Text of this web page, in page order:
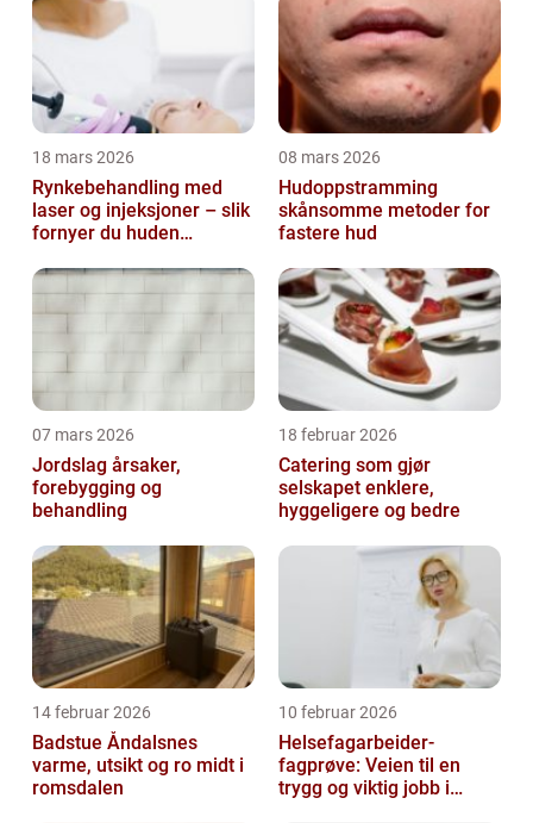
18 mars 2026
Rynkebehandling med
laser og injeksjoner – slik
fornyer du huden
08 mars 2026
Hudoppstramming
skånsomme metoder for
fastere hud
07 mars 2026
Jordslag årsaker,
forebygging og
behandling
18 februar 2026
Catering som gjør
selskapet enklere,
hyggeligere og bedre
14 februar 2026
Badstue Åndalsnes
varme, utsikt og ro midt i
romsdalen
10 februar 2026
Helsefagarbeider-
fagprøve: Veien til en
trygg og viktig jobb i